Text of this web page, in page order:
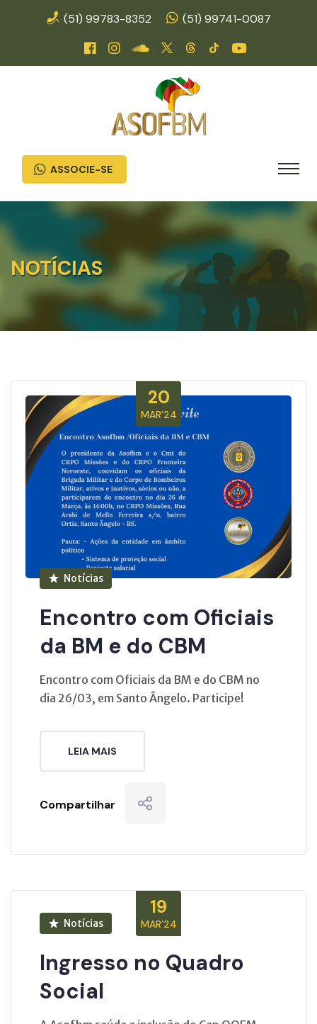
(51) 99783-8352 (51) 99741-0087
ASSOCIE-SE
NOTÍCIAS
20
MAR’24
Notícias
Encontro com Oficiais
da BM e do CBM
Encontro com Oficiais da BM e do CBM no
dia 26/03, em Santo Ângelo. Participe!
LEIA MAIS
Compartilhar
19
MAR’24
Notícias
Ingresso no Quadro
Social